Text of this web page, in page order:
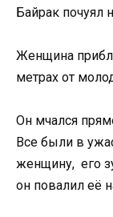
Байрак почуял
Женщина
метрах от
Он мчался
Все были в
женщину, его
он повалил её